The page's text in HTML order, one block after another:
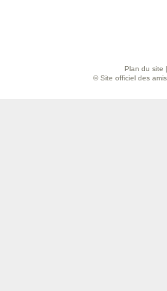
Plan du site
© Site officiel des